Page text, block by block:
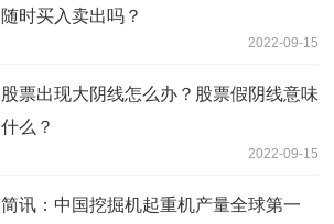
随时买入卖出吗？
2022-09-15
股票出现大阴线怎么办？股票假阴线意味
什么？
2022-09-15
简讯：中国挖掘机起重机产量全球第一